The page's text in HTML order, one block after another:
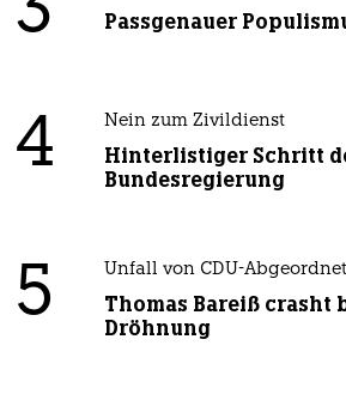
Passgenauer
4 Nein zum Zivildienst
Hinterlistiger Schritt
Bundesregierung
5 Unfall von CDU-
Thomas Bareiß crasht
Dröhnung